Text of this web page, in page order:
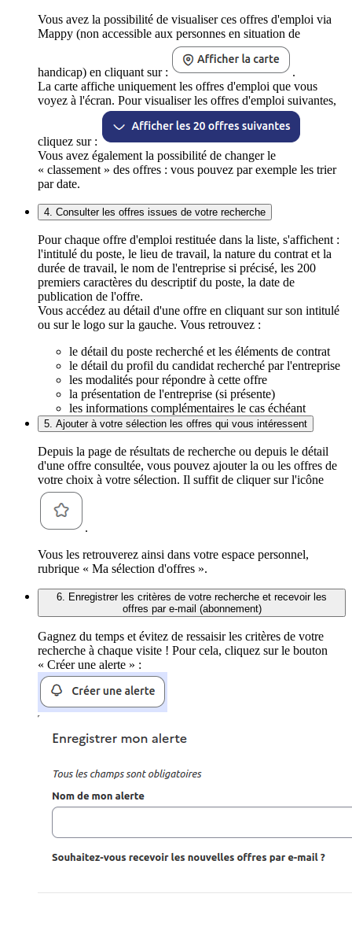
Vous avez la possibilité de visualiser ces offres d'emploi via
Mappy (non accessible aux personnes en situation de
handicap) en cliquant sur :
.
La carte affiche uniquement les offres d'emploi que vous
voyez à l'écran. Pour visualiser les offres d'emploi suivantes,
cliquez sur :
Vous avez également la possibilité de changer le
« classement » des offres : vous pouvez par exemple les trier
par date.
4. Consulter les offres issues de votre recherche
Pour chaque offre d'emploi restituée dans la liste, s'affichent :
l'intitulé du poste, le lieu de travail, la nature du contrat et la
durée de travail, le nom de l'entreprise si précisé, les 200
premiers caractères du descriptif du poste, la date de
publication de l'offre.
Vous accédez au détail d'une offre en cliquant sur son intitulé
ou sur le logo sur la gauche. Vous retrouvez :
le détail du poste recherché et les éléments de contrat
le détail du profil du candidat recherché par l'entreprise
les modalités pour répondre à cette offre
la présentation de l'entreprise (si présente)
les informations complémentaires le cas échéant
5. Ajouter à votre sélection les offres qui vous intéressent
Depuis la page de résultats de recherche ou depuis le détail
d'une offre consultée, vous pouvez ajouter la ou les offres de
votre choix à votre sélection. Il suffit de cliquer sur l'icône
.
Vous les retrouverez ainsi dans votre espace personnel,
rubrique « Ma sélection d'offres ».
6. Enregistrer les critères de votre recherche et recevoir les
offres par e-mail (abonnement)
Gagnez du temps et évitez de ressaisir les critères de votre
recherche à chaque visite ! Pour cela, cliquez sur le bouton
« Créer une alerte » :